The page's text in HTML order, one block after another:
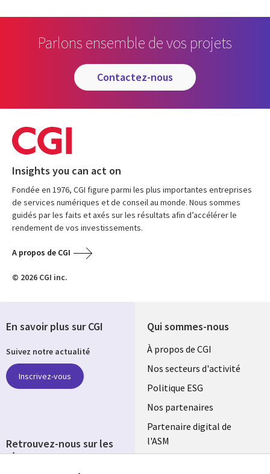
Parlons ensemble de vos projets
contactez-nous
Insights you can act on
Fondée en 1976, CGI figure parmi les plus importantes entreprises
de services numériques et de conseil au monde. Nous sommes
guidés par les faits et axés sur les résultats afin d’accélérer le
rendement de vos investissements.
A propos de CGI
© 2026 CGI inc.
Qui sommes-nous
Useful
links
FRANCE
À propos de CGI
Nos secteurs d'activité
Politique ESG
Nos partenaires
Partenaire digital de
l'ASM
En savoir plus sur CGI
Suivez notre actualité
Inscrivez-vous
Retrouvez-nous sur les
réseaux